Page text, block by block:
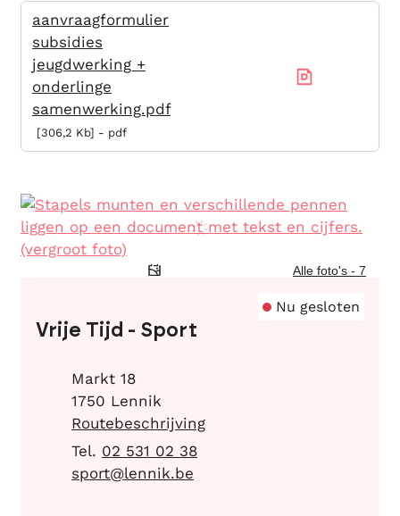
aanvraagformulier
subsidies
jeugdwerking +
onderlinge
samenwerking.pdf
306,2 Kb pdf
Alle foto's - 7
Vrije Tijd - Sport
Nu gesloten
AdresMarkt 18
,1750 Lennik
Routebeschrijving
02 531 02 38
E-mailsport@lennik.be